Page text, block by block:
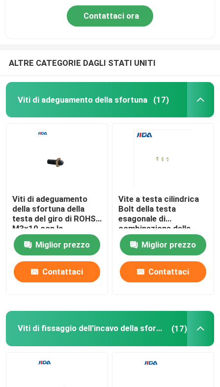
Contattaci ora
ALTRE CATEGORIE DAGLI STATI UNITI
Viti di adeguamento della sfortuna (17)
Viti di adeguamento
della sfortuna della
testa del giro di ROHS
M3x10 con la
combinazione di rame
del dado di timbratura
H62
Miglior prezzo
Contattaci
Vite a testa cilindrica
Bolt della testa
esagonale di
combinazione della
scanalatura di goccia
del nero di Q195 M3x5
anti per gli interruttori
miniatura
Miglior prezzo
Contattaci
Viti di fissaggio dell'incavo della sfortuna (17)